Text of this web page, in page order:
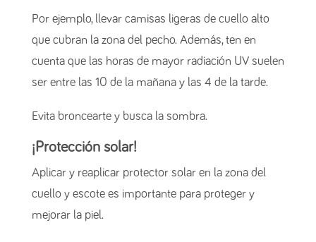
Por ejemplo, llevar camisas ligeras de cuello alto
que cubran la zona del pecho. Además, ten en
cuenta que las horas de mayor radiación UV suelen
ser entre las 10 de la mañana y las 4 de la tarde.
Evita broncearte y busca la sombra.
¡Protección solar!
Aplicar y reaplicar protector solar en la zona del
cuello y escote es importante para proteger y
mejorar la piel.